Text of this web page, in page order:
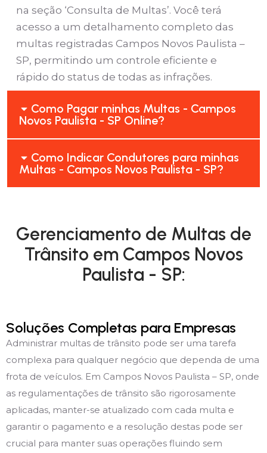
na seção ‘Consulta de Multas’. Você terá
acesso a um detalhamento completo das
multas registradas Campos Novos Paulista –
SP, permitindo um controle eficiente e
rápido do status de todas as infrações.
Como Pagar minhas Multas - Campos
Novos Paulista - SP Online?
Como Indicar Condutores para minhas
Multas - Campos Novos Paulista - SP?
Gerenciamento de Multas de
Trânsito em Campos Novos
Paulista - SP:
Soluções Completas para Empresas
Administrar multas de trânsito pode ser uma tarefa
complexa para qualquer negócio que dependa de uma
frota de veículos. Em Campos Novos Paulista – SP, onde
as regulamentações de trânsito são rigorosamente
aplicadas, manter-se atualizado com cada multa e
garantir o pagamento e a resolução destas pode ser
crucial para manter suas operações fluindo sem